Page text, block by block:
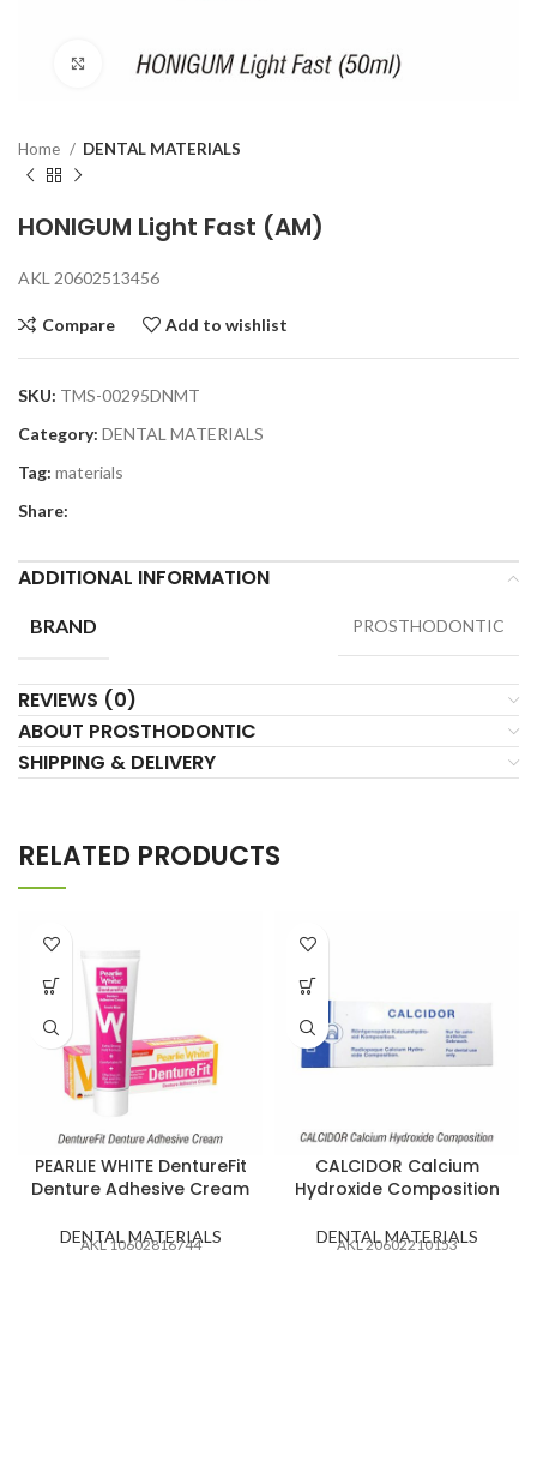
Click to enlarge
Home DENTAL MATERIALS
HONIGUM Light Fast (AM)
AKL 20602513456
Compare Add to wishlist
SKU: TMS-00295DNMT
Category: DENTAL MATERIALS
Tag: materials
Share:
ADDITIONAL INFORMATION
BRAND PROSTHODONTIC
REVIEWS (0)
ABOUT PROSTHODONTIC
SHIPPING & DELIVERY
RELATED PRODUCTS
PEARLIE WHITE DentureFit
Denture Adhesive Cream
DENTAL MATERIALS
AKL 10602816744
CALCIDOR Calcium
Hydroxide Composition
DENTAL MATERIALS
AKL 20602210153